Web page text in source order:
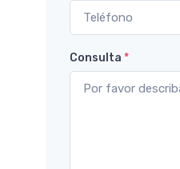
Consulta *